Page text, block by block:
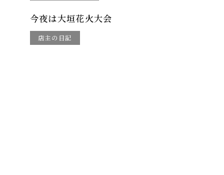
今夜は大垣花火大会
店主の日記